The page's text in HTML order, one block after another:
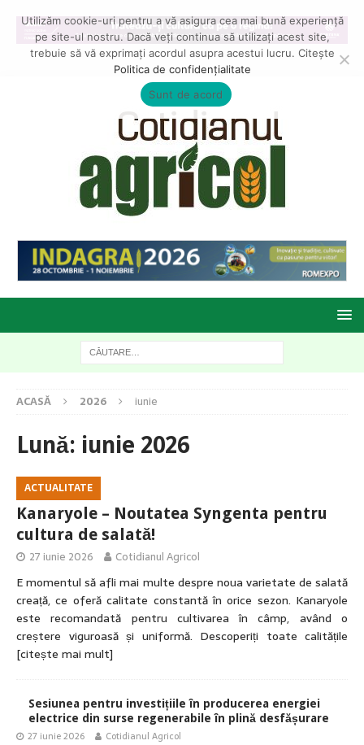
ACASĂ 2026 iunie
Lună: iunie 2026
ACTUALITATE
Kanaryole – Noutatea Syngenta pentru
cultura de salată!
27 iunie 2026 Cotidianul Agricol
E momentul să afli mai multe despre noua varietate de salată
creață, ce oferă calitate constantă în orice sezon. Kanaryole
este recomandată pentru cultivarea în câmp, având o
creștere viguroasă și uniformă. Descoperiți toate calitățile
[citește mai mult]
Sesiunea pentru investițiile în producerea energiei
electrice din surse regenerabile în plină desfășurare
27 iunie 2026 Cotidianul Agricol
Utilizăm cookie-uri pentru a vă asigura cea mai bună experiență
pe site-ul nostru. Dacă veți continua să utilizați acest site,
trebuie să vă exprimați acordul asupra acestui lucru. Citește
Politica de confidențialitate
Sunt de acord